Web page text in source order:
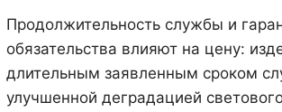
Продолжительность службы и
обязательства влияют на цену:
длительным заявленным сроком
улучшенной деградацией